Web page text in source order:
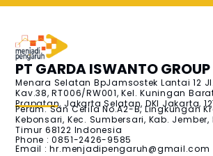
PT GARDA ISWANTO GROUP
Menara Selatan BpJamsostek Lantai 12
Kav.38, RT006/RW001, Kel. Kuningan
Prapatan, Jakarta Selatan, DKI Jakarta,
Perum. San Cefila No.A2-B, Lingkungan
Kebonsari, Kec. Sumbersari, Kab.
Timur 68122 Indonesia
Phone : 0851-2426-9585
Email :hr.menjadipengaruh@gmail.com